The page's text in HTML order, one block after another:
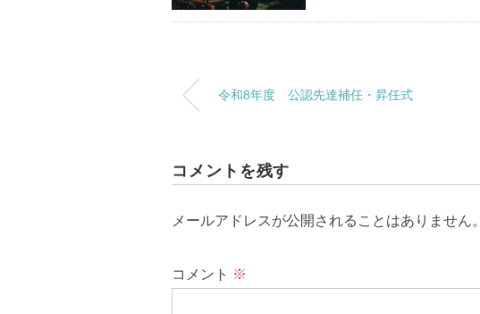
令和8年度 公認先達補任・昇任式
コメントを残す
メールアドレスが公開されることはありません。
コメント ※